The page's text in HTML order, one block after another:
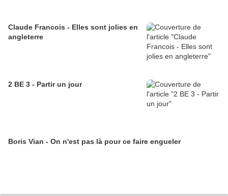
Claude Francois - Elles sont jolies en
angleterre
2 BE 3 - Partir un jour
Boris Vian - On n'est pas là pour ce faire engueler